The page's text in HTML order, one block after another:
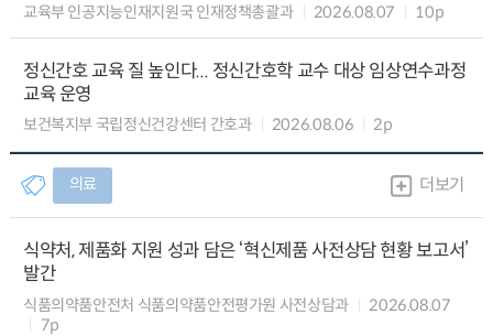
교육부 인공지능인재지원국 인재정책총괄과 2026.08.07 10p
정신간호 교육 질 높인다... 정신간호학 교수 대상 임상연수과정
교육 운영
보건복지부 국립정신건강센터 간호과 2026.08.06 2p
의료 더보기
식약처, 제품화 지원 성과 담은 ‘혁신제품 사전상담 현황 보고서’
발간
식품의약품안전처 식품의약품안전평가원 사전상담과
2026.08.07
7p